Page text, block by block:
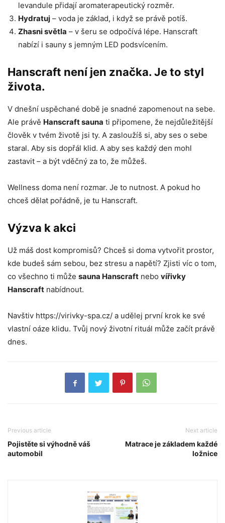
levandule přidají aromaterapeutický rozměr.
Hydratuj – voda je základ, i když se právě potíš.
Zhasni světla – v šeru se odpočívá lépe. Hanscraft
nabízí i sauny s jemným LED podsvícením.
Hanscraft není jen značka. Je to styl
života.
V dnešní uspěchané době je snadné zapomenout na sebe.
Ale právě Hanscraft sauna ti připomene, že nejdůležitější
člověk v tvém životě jsi ty. A zasloužíš si, aby ses o sebe
staral. Aby sis dopřál klid. A aby ses každý den mohl
zastavit – a být vděčný za to, že můžeš.
Wellness doma není rozmar. Je to nutnost. A pokud ho
chceš dělat pořádně, je tu Hanscraft.
Výzva k akci
Už máš dost kompromisů? Chceš si doma vytvořit prostor,
kde budeš sám sebou, bez stresu a napětí? Zjisti víc o tom,
co všechno ti může sauna Hanscraft nebo vířivky
Hanscraft nabídnout.
Navštiv https://virivky-spa.cz/ a udělej první krok ke své
vlastní oáze klidu. Tvůj nový životní rituál může začít právě
dnes.
Previous article
Pojistěte si výhodně váš
automobil
Next article
Matrace je základem každé
ložnice